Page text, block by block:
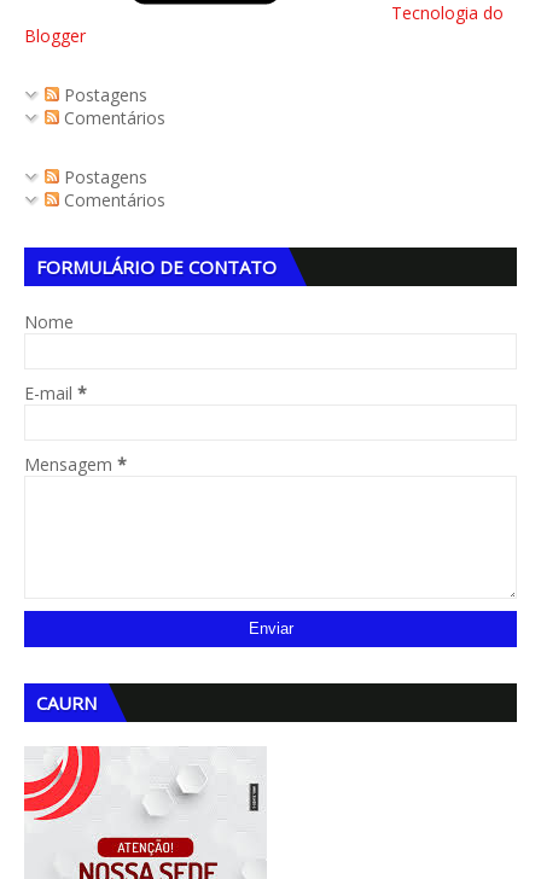
Tecnologia do
Blogger
Postagens
Comentários
Postagens
Comentários
FORMULÁRIO DE CONTATO
Nome
E-mail *
Mensagem *
CAURN